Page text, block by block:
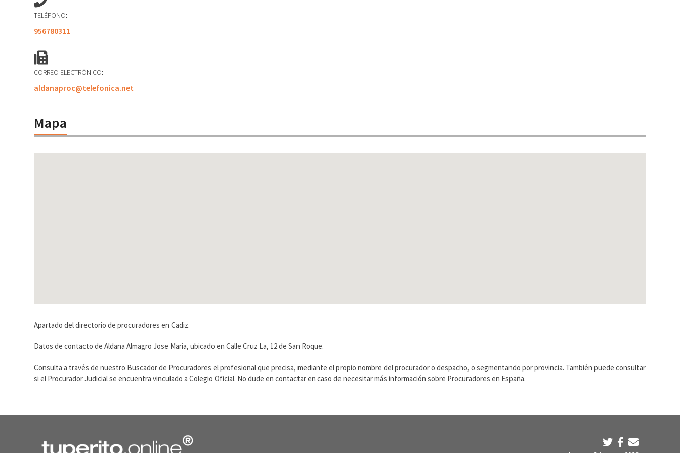
TELÉFONO:
956780311
CORREO ELECTRÓNICO:
aldanaproc@telefonica.net
Mapa
Apartado del directorio de procuradores en Cadiz.
Datos de contacto de Aldana Almagro Jose Maria, ubicado en Calle Cruz La, 12 de San Roque.
Consulta a través de nuestro Buscador de Procuradores el profesional que precisa, mediante el propio nombre del procurador o despacho, o segmentando por provincia. También puede consultar
si el Procurador Judicial se encuentra vinculado a Colegio Oficial. No dude en contactar en caso de necesitar más información sobre Procuradores en España.